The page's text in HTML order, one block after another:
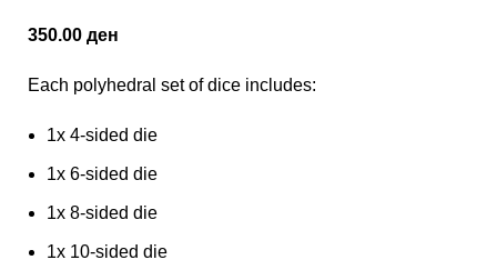
350.00 ден
Each polyhedral set of dice includes:
1x 4-sided die
1x 6-sided die
1x 8-sided die
1x 10-sided die